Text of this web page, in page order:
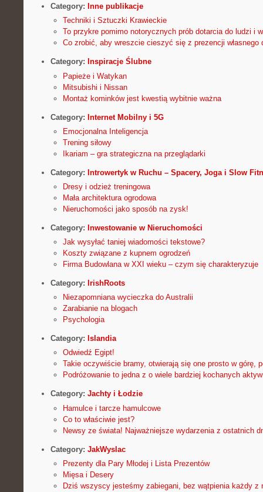
Category: Inne publikacje
Techniki i Sztuczki Krawieckie
To przykre pomimo notorycznych prób dotarcia do ludzi i
Co zrobić, aby wreszcie cieszyć się z prezencji własnego
Category: Inspiracje Ślubne
Papieże i Watykan
Mitsubishi i Nissan
Montaż kominków jest kwestią wybitnie ważna
Category: Internet Mobilny i 5G
Emocjonalna Inteligencja
Trening siłowy
Ikariam – gra strategiczna na przeglądarki
Category: Introwertyk w Ruchu – Spacery, Joga i Slow
Dresy i odzież treningowa
Mała architektura ogrodowa
Nieruchomości jako sposób na zysk!
Category: Inwestowanie w Nieruchomości
Jak wysyłać taniej wiadomości tekstowe?
Koszty związane z kupnem ogrodzeń
Firma Budowlana w XXI wieku – czym się charakteryzuje
Category: IrishRoots
Niezapomniana wycieczka do Australii
Zarabianie na blogach
Psychologia
Category: Islandia
Odwiedź Egipt!
Takie oczywiście bramy, otwierają się one prosto w górę,
Podróżowanie to jedna z o wiele bardziej kochanych
Category: Jachty i Łodzie
Hamulce i tarcze hamulcowe
Co to właściwie jest?
Newsy ze świata! Najważniejsze wydarzenia z ostatnich
Category: JakWyslac
Prezenty dla Pary Młodej i Lista Prezentów
Mięsa i Desery
Dziś wszyscy jesteśmy zabiegani, bez wątpienia każdy z